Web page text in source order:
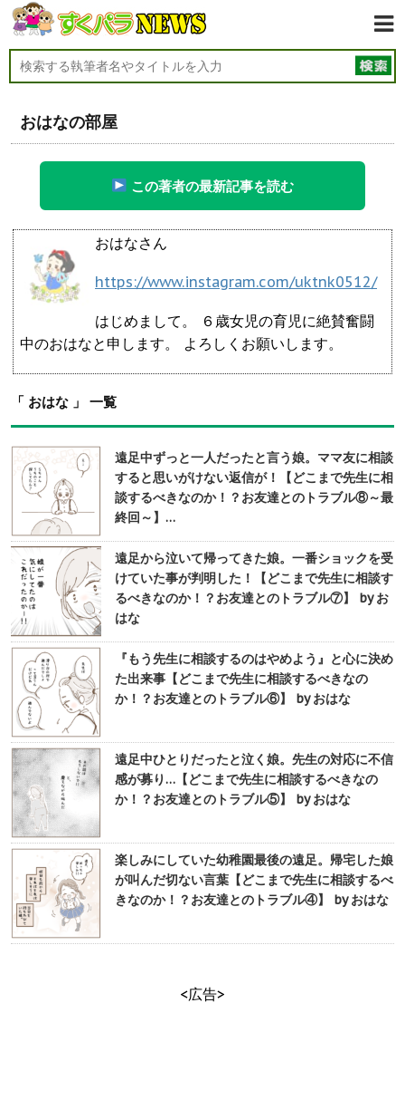
おはなの部屋
この著者の最新記事を読む
おはなさん
https://www.instagram.com/uktnk0512/
はじめまして。 ６歳女児の育児に絶賛奮闘
中のおはなと申します。 よろしくお願いします。
「 おはな 」 一覧
遠足中ずっと一人だったと言う娘。ママ友に相談
すると思いがけない返信が！【どこまで先生に相
談するべきなのか！？お友達とのトラブル⑧～最
終回～】…
遠足から泣いて帰ってきた娘。一番ショックを受
けていた事が判明した！【どこまで先生に相談す
るべきなのか！？お友達とのトラブル⑦】 by お
はな
『もう先生に相談するのはやめよう』と心に決め
た出来事【どこまで先生に相談するべきなの
か！？お友達とのトラブル⑥】 by おはな
遠足中ひとりだったと泣く娘。先生の対応に不信
感が募り…【どこまで先生に相談するべきなの
か！？お友達とのトラブル⑤】 by おはな
楽しみにしていた幼稚園最後の遠足。帰宅した娘
が叫んだ切ない言葉【どこまで先生に相談するべ
きなのか！？お友達とのトラブル④】 by おはな
<広告>